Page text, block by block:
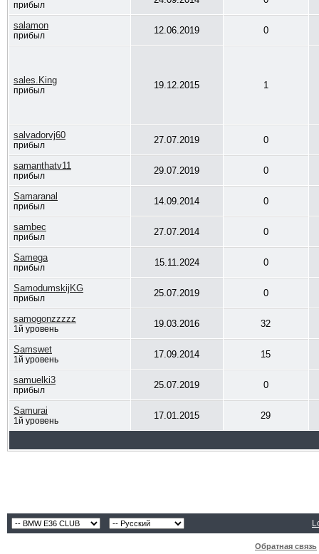
прибыл
salamon
прибыл 12.06.2019 0
sales.King
прибыл 19.12.2015 1
salvadorvj60
прибыл 27.07.2019 0
samanthatv11
прибыл 29.07.2019 0
Samaranal
прибыл 14.09.2014 0
sambec
прибыл 27.07.2014 0
Samega
прибыл 15.11.2024 0
SamodumskijKG
прибыл 25.07.2019 0
samogonzzzzz
1й уровень 19.03.2016 32
Samswet
1й уровень 17.09.2014 15
samuelki3
прибыл 25.07.2019 0
Samurai
1й уровень 17.01.2015 29
Обратная связь